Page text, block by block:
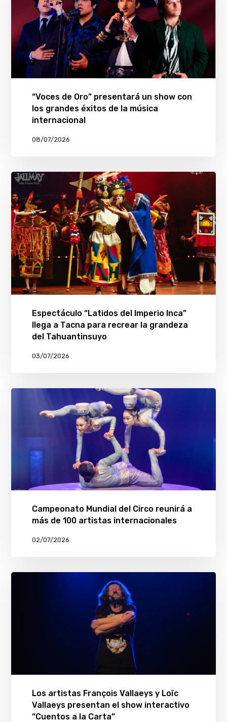
“Voces de Oro” presentará un show con
los grandes éxitos de la música
internacional
08/07/2026
Espectáculo “Latidos del Imperio Inca”
llega a Tacna para recrear la grandeza
del Tahuantinsuyo
03/07/2026
Campeonato Mundial del Circo reunirá a
más de 100 artistas internacionales
02/07/2026
Los artistas François Vallaeys y Loïc
Vallaeys presentan el show interactivo
“Cuentos a la Carta”